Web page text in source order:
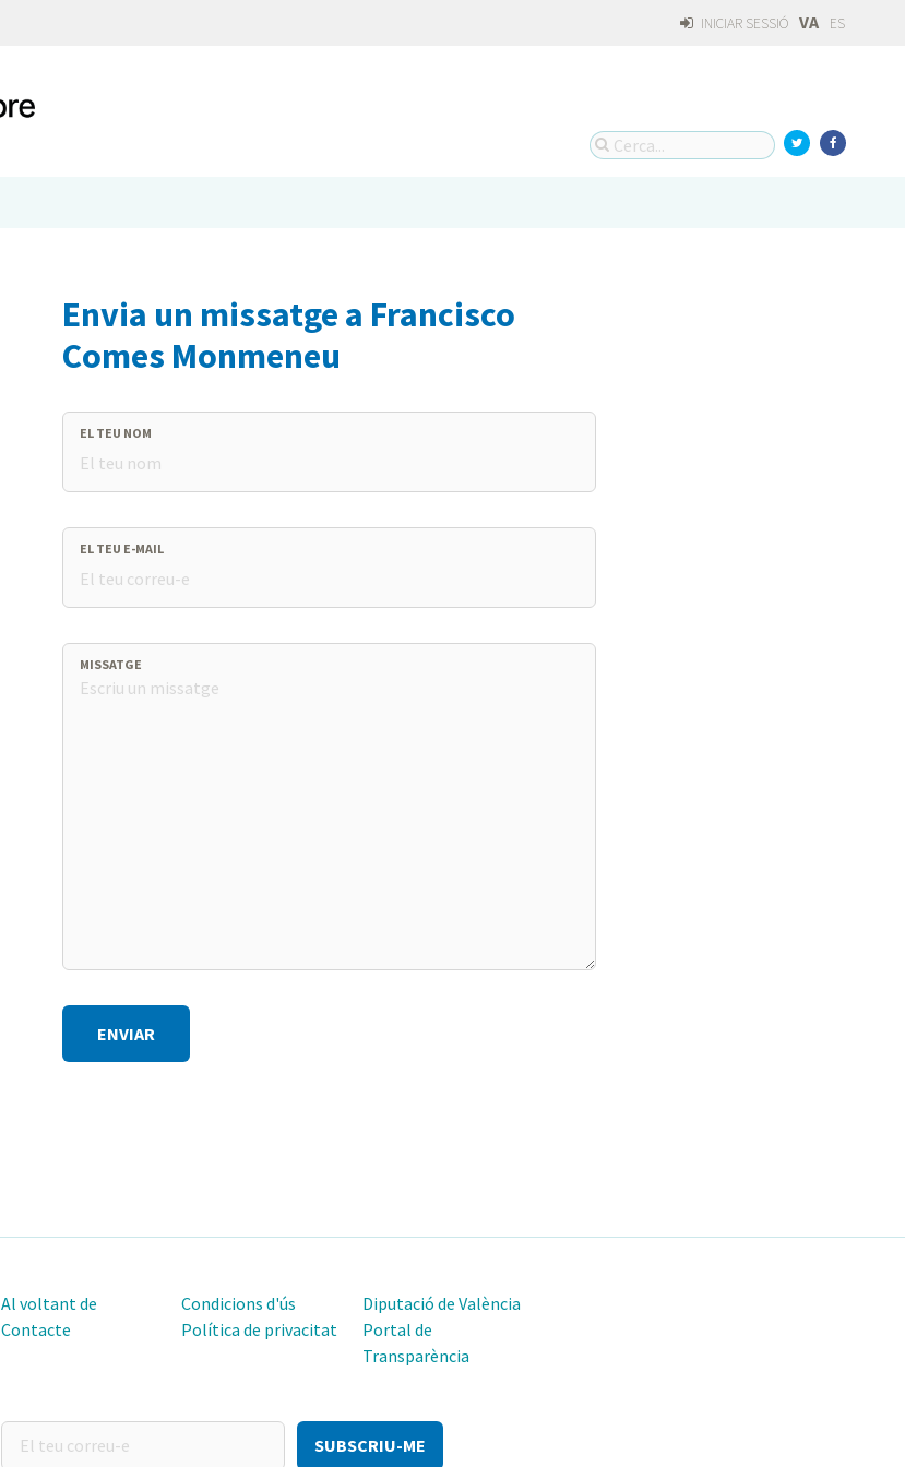
INICIAR SESSIÓ VA ES
Envia un missatge a Francisco
Comes Monmeneu
EL TEU NOM
EL TEU E-MAIL
MISSATGE
Si
Al voltant de
Contacte
Condicions d'ús
Política de privacitat
Diputació de València
Portal de
Transparència
El
teu